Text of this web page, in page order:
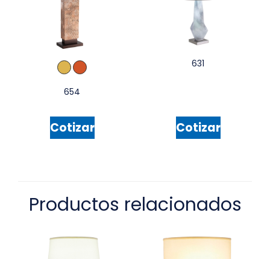
654
Cotizar
631
Cotizar
Productos relacionados